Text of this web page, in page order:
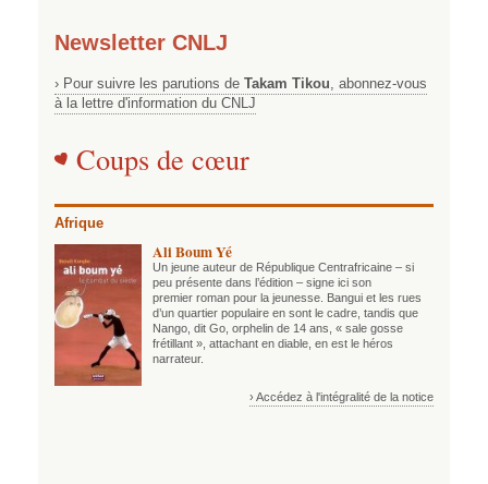
Newsletter CNLJ
› Pour suivre les parutions de Takam Tikou , abonnez-vous
à la lettre d'information du CNLJ
Coups de cœur
Afrique
Ali Boum Yé
Un jeune auteur de République Centrafricaine – si
peu présente dans l’édition – signe ici son
premier roman pour la jeunesse. Bangui et les rues
d’un quartier populaire en sont le cadre, tandis que
Nango, dit Go, orphelin de 14 ans, « sale gosse
frétillant », attachant en diable, en est le héros
narrateur.
› Accédez à l'intégralité de la notice